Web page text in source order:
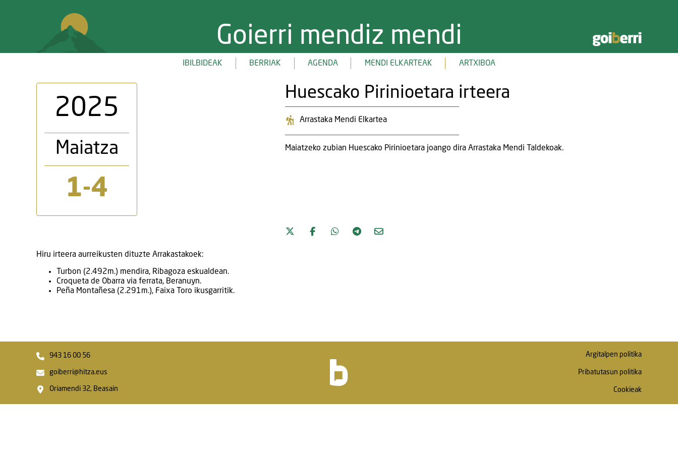
Goierri mendiz mendi
IBILBIDEAK BERRIAK AGENDA MENDI ELKARTEAK ARTXIBOA
2025
Maiatza
1-4
Huescako Pirinioetara irteera
Arrastaka Mendi Elkartea
Maiatzeko zubian Huescako Pirinioetara joango dira Arrastaka Mendi Taldekoak.
Hiru irteera aurreikusten dituzte Arrakastakoek:
Turbon (2.492m.) mendira, Ribagoza eskualdean.
Croqueta de Obarra via ferrata, Beranuyn.
Peña Montañesa (2.291m.), Faixa Toro ikusgarritik.
943 16 00 56
goiberri@hitza.eus
Oriamendi 32, Beasain
Argitalpen politika
Pribatutasun politika
Cookieak